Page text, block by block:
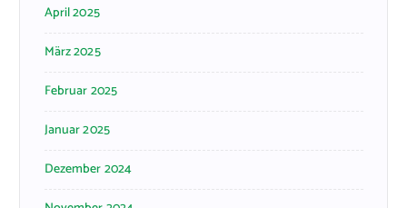
April 2025
März 2025
Februar 2025
Januar 2025
Dezember 2024